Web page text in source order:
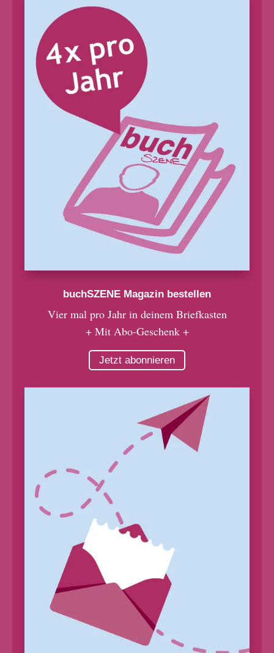
buchSZENE Magazin bestellen
Vier mal pro Jahr in deinem Briefkasten
+ Mit Abo-Geschenk +
Jetzt abonnieren